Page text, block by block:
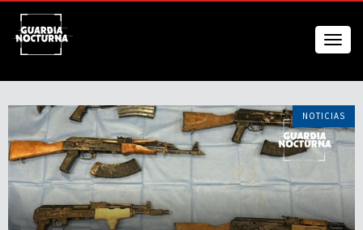
NOTICIAS